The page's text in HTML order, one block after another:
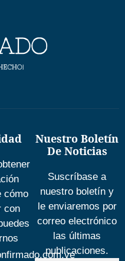
cómo
con
Nuestro Boletín
De Noticias
Suscríbase a
nuestro boletín y
le enviaremos por
correo electrónico
las últimas
publicaciones.